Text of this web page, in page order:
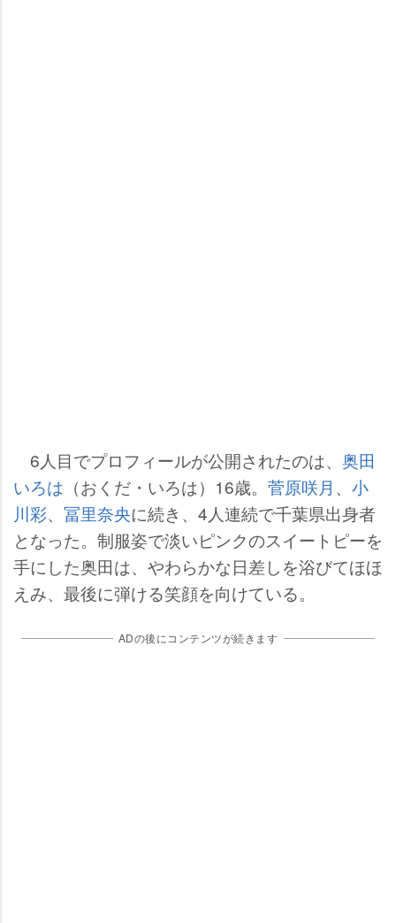
6人目でプロフィールが公開されたのは、 奥田
いろは （おくだ・いろは）16歳。 菅原咲月 、 小
川彩、 冨里奈央に続き、4人連続で千葉県出身者
となった。制服姿で淡いピンクのスイートピーを
手にした奥田は、やわらかな日差しを浴びてほほ
えみ、最後に弾ける笑顔を向けている。
ADの後にコンテンツが続きます